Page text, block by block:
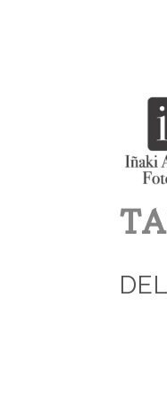
DEL